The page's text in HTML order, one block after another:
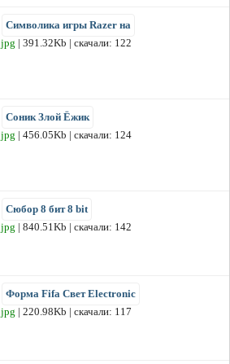
Символика игры Razer на
jpg | 391.32Kb | скачали: 122
Соник Злой Ёжик
jpg | 456.05Kb | скачали: 124
Сюбор 8 бит 8 bit
jpg | 840.51Kb | скачали: 142
Форма Fifa Свет Electronic
jpg | 220.98Kb | скачали: 117